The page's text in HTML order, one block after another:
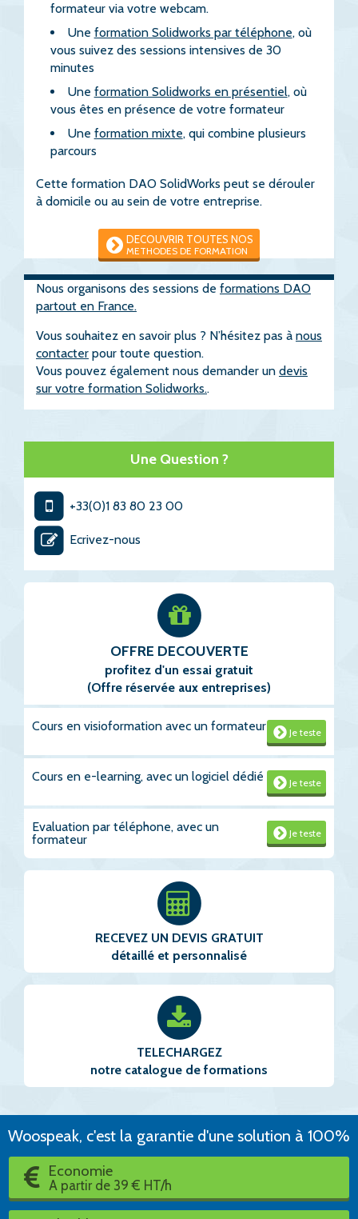
formateur via votre webcam.
Une formation Solidworks par téléphone, où
vous suivez des sessions intensives de 30
minutes
Une formation Solidworks en présentiel, où
vous êtes en présence de votre formateur
Une formation mixte, qui combine plusieurs
parcours
Cette formation DAO SolidWorks peut se dérouler
à domicile ou au sein de votre entreprise.
DECOUVRIR TOUTES NOS
METHODES DE FORMATION
Nous organisons des sessions de formations DAO
partout en France.
Vous souhaitez en savoir plus ? N’hésitez pas à nous
contacter pour toute question.
Vous pouvez également nous demander un devis
sur votre formation Solidworks..
Une Question ?
+33(0)1 83 80 23 00
Ecrivez-nous
OFFRE DECOUVERTE
profitez d'un essai gratuit
(Offre réservée aux entreprises)
Je teste
Cours en visioformation avec un formateur
Je teste
Cours en e-learning, avec un logiciel dédié
Je teste
Evaluation par téléphone, avec un
formateur
RECEVEZ UN DEVIS GRATUIT
détaillé et personnalisé
TELECHARGEZ
notre catalogue de formations
Woospeak, c'est la garantie d'une solution à 100%
Economie
A partir de 39 € HT/h